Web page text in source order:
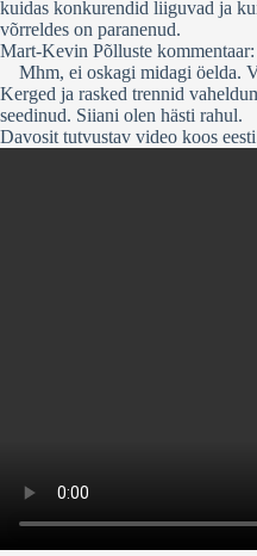
kuidas konkurendid liiguvad ja
võrreldes on paranenud.
Mart-Kevin Põlluste kommentaar:
Mhm, ei oskagi midagi öelda.
Kerged ja rasked trennid
seedinud. Siiani olen hästi rahul.
Davosit tutvustav video koos eesti